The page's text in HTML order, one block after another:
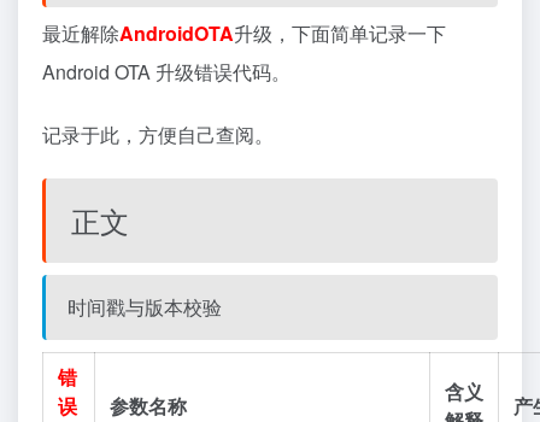
最近解除AndroidOTA升级，下面简单记录一下
Android OTA 升级错误代码。
记录于此，方便自己查阅。
正文
时间戳与版本校验
错
误
参数名称
含义
产